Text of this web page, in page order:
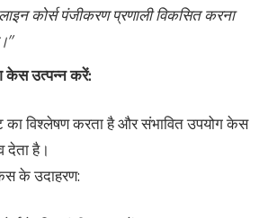
कोर्स पंजीकरण प्रणाली विकसित करना
केस उत्पन्न करें:
का विश्लेषण करता है और संभावित उपयोग केस
देता है।
के उदाहरण: